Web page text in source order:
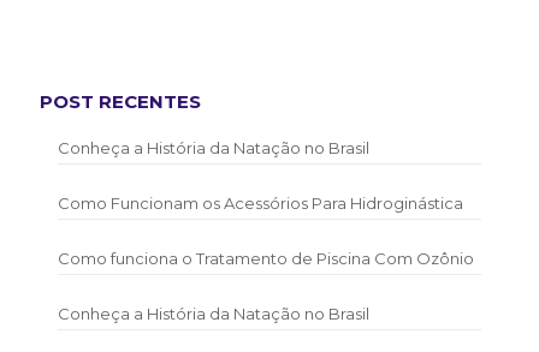
POST RECENTES
Conheça a História da Natação no Brasil
Como Funcionam os Acessórios Para Hidroginástica
Como funciona o Tratamento de Piscina Com Ozônio
Conheça a História da Natação no Brasil